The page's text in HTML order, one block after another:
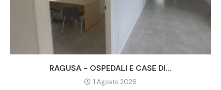
RAGUSA - OSPEDALI E CASE DI...
1 Agosto 2026